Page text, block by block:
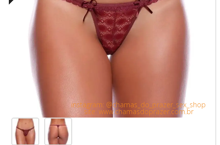
instagram: @chamas_do_prazer_sex_shop
site: www.chamasdoprazer.com.br